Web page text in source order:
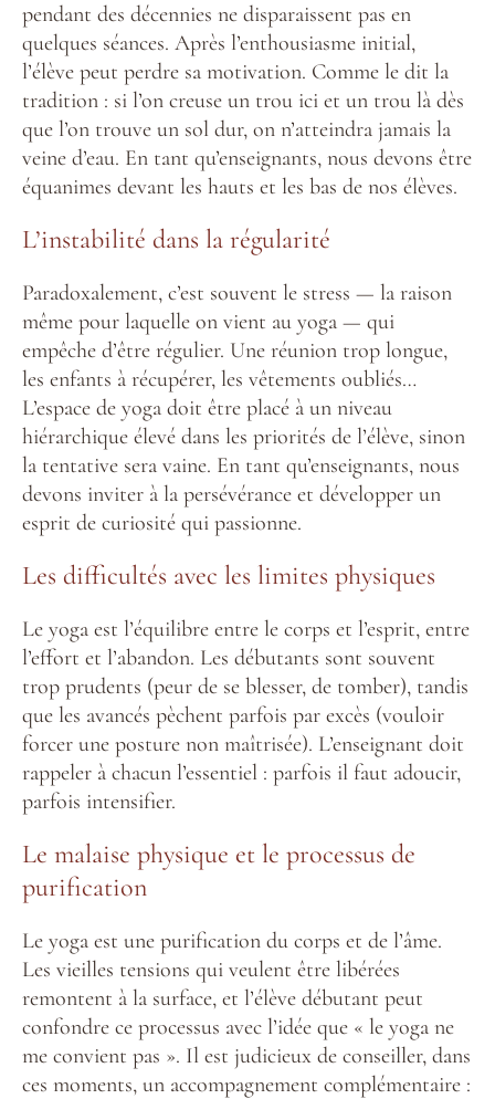
pendant des décennies ne disparaissent pas en
quelques séances. Après l’enthousiasme initial,
l’élève peut perdre sa motivation. Comme le dit la
tradition : si l’on creuse un trou ici et un trou là dès
que l’on trouve un sol dur, on n’atteindra jamais la
veine d’eau. En tant qu’enseignants, nous devons être
équanimes devant les hauts et les bas de nos élèves.
L’instabilité dans la régularité
Paradoxalement, c’est souvent le stress — la raison
même pour laquelle on vient au yoga — qui
empêche d’être régulier. Une réunion trop longue,
les enfants à récupérer, les vêtements oubliés…
L’espace de yoga doit être placé à un niveau
hiérarchique élevé dans les priorités de l’élève, sinon
la tentative sera vaine. En tant qu’enseignants, nous
devons inviter à la persévérance et développer un
esprit de curiosité qui passionne.
Les difficultés avec les limites physiques
Le yoga est l’équilibre entre le corps et l’esprit, entre
l’effort et l’abandon. Les débutants sont souvent
trop prudents (peur de se blesser, de tomber), tandis
que les avancés pèchent parfois par excès (vouloir
forcer une posture non maîtrisée). L’enseignant doit
rappeler à chacun l’essentiel : parfois il faut adoucir,
parfois intensifier.
Le malaise physique et le processus de
purification
Le yoga est une purification du corps et de l’âme.
Les vieilles tensions qui veulent être libérées
remontent à la surface, et l’élève débutant peut
confondre ce processus avec l’idée que « le yoga ne
me convient pas ». Il est judicieux de conseiller, dans
ces moments, un accompagnement complémentaire :